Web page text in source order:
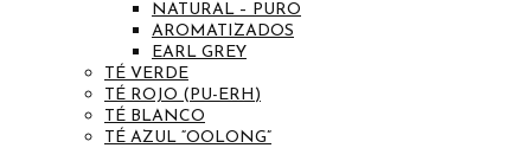
NATURAL – PURO
AROMATIZADOS
EARL GREY
TÉ VERDE
TÉ ROJO (PU-ERH)
TÉ BLANCO
TÉ AZUL “OOLONG”